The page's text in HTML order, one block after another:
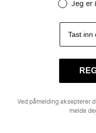
Jeg er
Ved påmelding aksepterer
melde